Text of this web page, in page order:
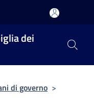
dei
di governo >